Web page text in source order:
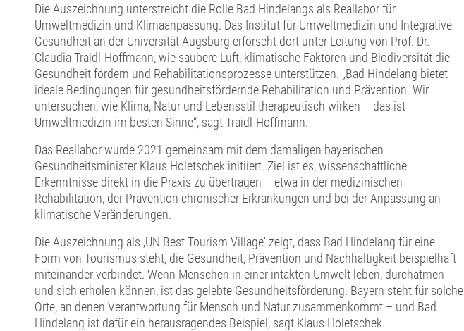
Die Auszeichnung unterstreicht die Rolle Bad Hindelangs als Reallabor für
Umweltmedizin und Klimaanpassung. Das Institut für Umweltmedizin und Integrative
Gesundheit an der Universität Augsburg erforscht dort unter Leitung von Prof. Dr.
Claudia Traidl-Hoffmann, wie saubere Luft, klimatische Faktoren und Biodiversität die
Gesundheit fördern und Rehabilitationsprozesse unterstützen. „Bad Hindelang bietet
ideale Bedingungen für gesundheitsfördernde Rehabilitation und Prävention. Wir
untersuchen, wie Klima, Natur und Lebensstil therapeutisch wirken – das ist
Umweltmedizin im besten Sinne“, sagt Traidl-Hoffmann.
Das Reallabor wurde 2021 gemeinsam mit dem damaligen bayerischen
Gesundheitsminister Klaus Holetschek initiiert. Ziel ist es, wissenschaftliche
Erkenntnisse direkt in die Praxis zu übertragen – etwa in der medizinischen
Rehabilitation, der Prävention chronischer Erkrankungen und bei der Anpassung an
klimatische Veränderungen.
Die Auszeichnung als ‚UN Best Tourism Village‘ zeigt, dass Bad Hindelang für eine
Form von Tourismus steht, die Gesundheit, Prävention und Nachhaltigkeit beispielhaft
miteinander verbindet. Wenn Menschen in einer intakten Umwelt leben, durchatmen
und sich erholen können, ist das gelebte Gesundheitsförderung. Bayern steht für solche
Orte, an denen Verantwortung für Mensch und Natur zusammenkommt – und Bad
Hindelang ist dafür ein herausragendes Beispiel, sagt Klaus Holetschek.